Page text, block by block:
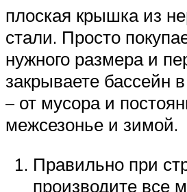
плоская крышка из
стали. Просто
нужного размера и
закрываете бассейн
– от мусора и
межсезонье и зимой.
Правильно при
производите все